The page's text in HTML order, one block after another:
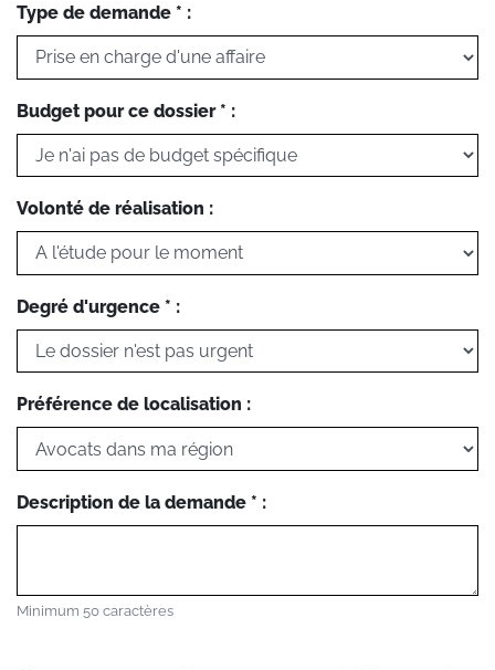
Type de demande * :
Budget pour ce dossier * :
Volonté de réalisation :
Degré d'urgence * :
Préférence de localisation :
Description de la demande * :
Minimum 50 caractères